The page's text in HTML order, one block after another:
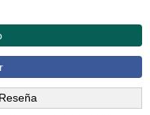
Reseña